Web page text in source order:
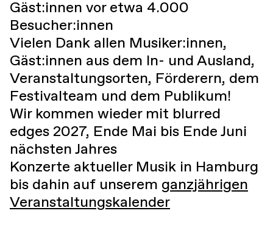
Gäst:innen vor etwa 4.000
Besucher:innen
Vielen Dank allen Musiker:innen,
Gäst:innen aus dem In- und Ausland,
Veranstaltungsorten, Förderern, dem
Festivalteam und dem Publikum!
Wir kommen wieder mit blurred
edges 2027, Ende Mai bis Ende Juni
nächsten Jahres
Konzerte aktueller Musik in Hamburg
bis dahin auf unserem ganzjährigen
Veranstaltungskalender